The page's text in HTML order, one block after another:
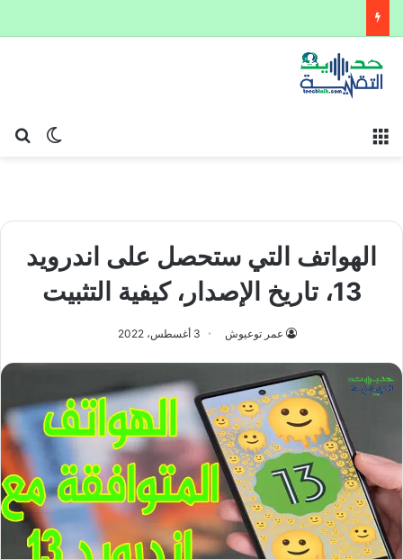
الوضع
الهواتف التي ستحصل على اندرويد
13، تاريخ الإصدار، كيفية التثبيت
عمر توعيوش 3 أغسطس، 2022